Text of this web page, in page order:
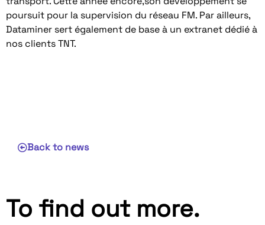
poursuit pour la supervision du réseau FM. Par ailleurs,
Dataminer sert également de base à un extranet dédié à
nos clients TNT.
Back to news
To find out more.